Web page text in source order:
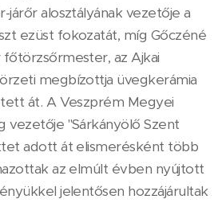
járőr alosztályának vezetője a
ezüst fokozatát, míg Gőczéné
az Ajkai
megbízottja üvegkerámia
át. A Veszprém Megyei
vezetője "Sárkányölő Szent
adott át elismerésként több
az elmúlt évben nyújtott
jelentősen hozzájárultak